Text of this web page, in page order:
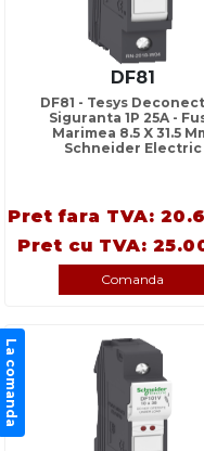
DF81
DF81 - Tesys
Siguranta 1P 25A -
Marimea 8.5 X 31.5
Schneider Electric
Pret fara TVA:
Pret cu TVA:
Comanda
La comanda